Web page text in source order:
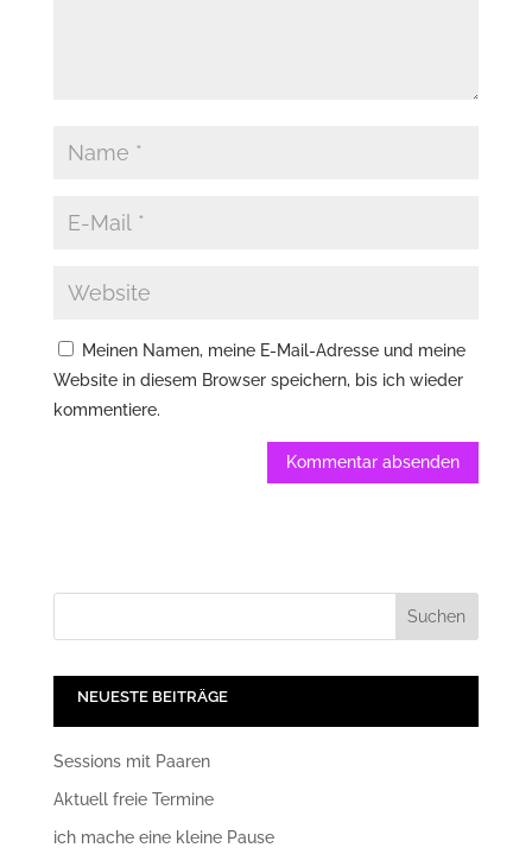
Meinen Namen, meine E-Mail-Adresse und meine
Website in diesem Browser speichern, bis ich wieder
kommentiere.
NEUESTE BEITRÄGE
Sessions mit Paaren
Aktuell freie Termine
ich mache eine kleine Pause